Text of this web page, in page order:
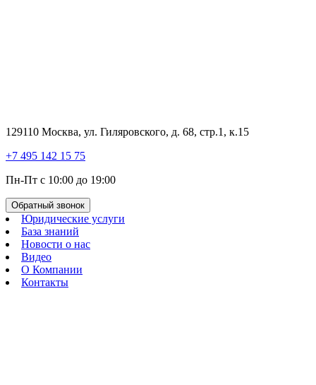
129110 Москва, ул. Гиляровского, д. 68, стр.1, к.15
+7 495 142 15 75
Пн-Пт с 10:00 до 19:00
Обратный звонок
Юридические услуги
База знаний
Новости о нас
Видео
О Компании
Контакты